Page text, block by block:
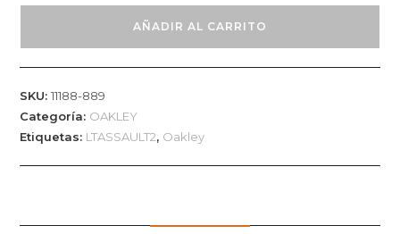
y
Arena
cantidad
AÑADIR AL CARRITO
SKU:11188-889
Categoría: OAKLEY
Etiquetas: LTASSAULT2, Oakley